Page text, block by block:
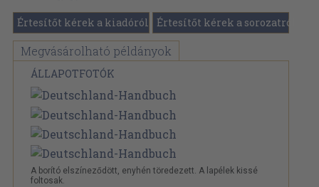
Értesítőt kérek a kiadóról Értesítőt kérek a sorozatról
Megvásárolható példányok
ÁLLAPOTFOTÓK
A borító elszíneződött, enyhén töredezett. A lapélek kissé
foltosak.